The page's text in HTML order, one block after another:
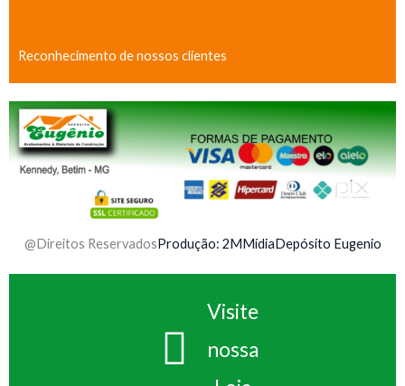
Reconhecimento de nossos clientes
@Direitos ReservadosProdução: 2MMídiaDepósito Eugenio
Visite
nossa